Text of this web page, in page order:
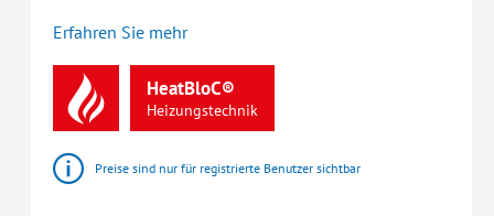
Erfahren Sie mehr
HeatBloC®
Heizungstechnik
Preise sind nur für registrierte Benutzer sichtbar